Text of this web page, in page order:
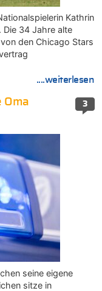
Kathrin
Die 34 Jahre alte
den Chicago Stars
....weiterlesen
3
Oma
seine eigene
sitze in